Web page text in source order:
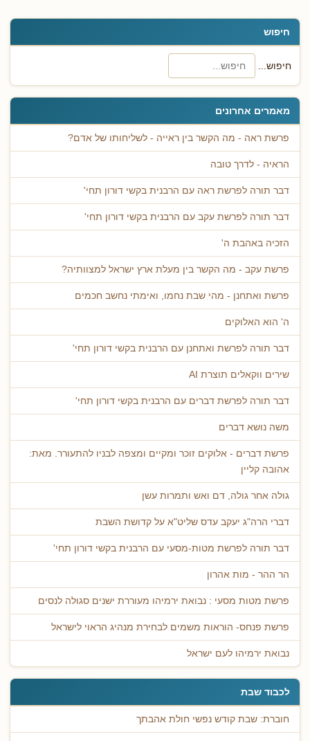
חיפוש
חיפוש...
מאמרים אחרונים
פרשת ראה - מה הקשר בין ראייה - לשליחותו של אדם?
הראיה - לדרך טובה
דבר תורה לפרשת ראה עם הרבנית בקשי דורון תחי'
דבר תורה לפרשת עקב עם הרבנית בקשי דורון תחי'
הזכיה באהבת ה'
פרשת עקב - מה הקשר בין מעלת ארץ ישראל למצוותיה?
פרשת ואתחנן - מהי שבת נחמו, ואימתי נחשב חכמים
ה' הוא האלוקים
דבר תורה לפרשת ואתחנן עם הרבנית בקשי דורון תחי'
שירים ווקאלים תוצרת AI
דבר תורה לפרשת דברים עם הרבנית בקשי דורון תחי'
משה נושא דברים
פרשת דברים - אלוקים זוכר ומקיים ומצפה לבניו להתעורר. מאת:
אהובה קליין
גולה אחר גולה, דם ואש ותמרות עשן
דברי הרה"ג יעקב עדס שליט"א על קדושת השבת
דבר תורה לפרשת מטות-מסעי עם הרבנית בקשי דורון תחי'
הר ההר - מות אהרון
פרשת מטות מסעי : נבואת ירמיהו מעוררת ישנים סגולה לנסים
פרשת פנחס- הוראות משמים לבחירת מנהיג הראוי לישראל
נבואת ירמיהו לעם ישראל
לכבוד שבת
חוברת: שבת קודש נפשי חולת אהבתך